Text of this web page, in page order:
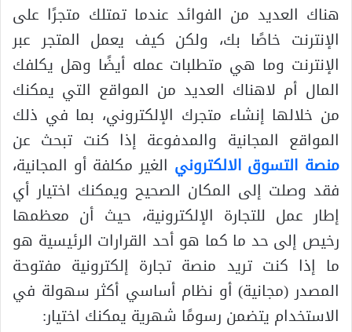
هناك العديد من الفوائد عندما تمتلك متجرًا على
الإنترنت خاصًا بك، ولكن كيف يعمل المتجر عبر
الإنترنت وما هي متطلبات عمله أيضًا وهل يكلفك
المال أم لاهناك العديد من المواقع التي يمكنك
من خلالها إنشاء متجرك الإلكتروني، بما في ذلك
المواقع المجانية والمدفوعة إذا كنت تبحث عن
منصة التسوق الالكتروني الغير مكلفة أو المجانية،
فقد وصلت إلى المكان الصحيح ويمكنك اختيار أي
إطار عمل للتجارة الإلكترونية، حيث أن معظمها
رخيص إلى حد ما كما هو أحد القرارات الرئيسية هو
ما إذا كنت تريد منصة تجارة إلكترونية مفتوحة
المصدر (مجانية) أو نظام أساسي أكثر سهولة في
الاستخدام يتضمن رسومًا شهرية يمكنك اختيار: